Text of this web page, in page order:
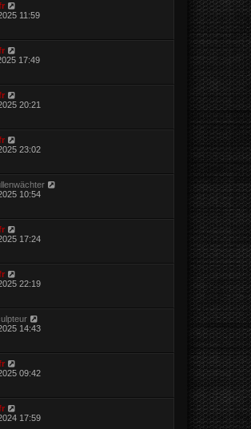
11:59
17:49
20:21
23:02
10:54
17:24
22:19
14:43
09:42
17:59